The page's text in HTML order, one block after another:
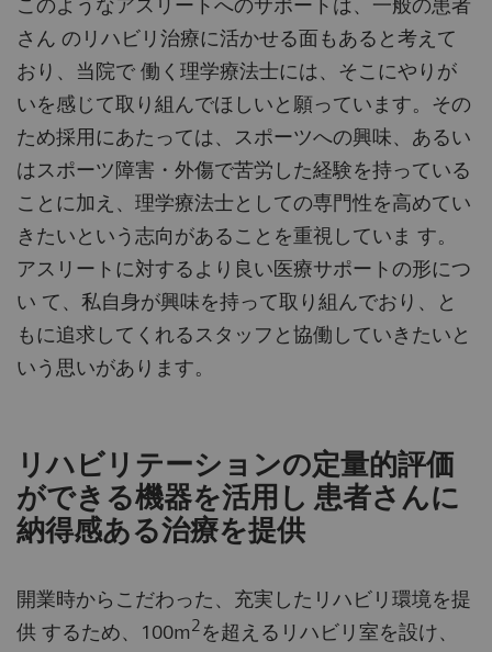
このようなアスリートへのサポートは、一般の患者
さん のリハビリ治療に活かせる面もあると考えて
おり、当院で 働く理学療法士には、そこにやりが
いを感じて取り組んでほしいと願っています。その
ため採用にあたっては、スポーツへの興味、あるい
はスポーツ障害・外傷で苦労した経験を持っている
ことに加え、理学療法士としての専門性を高めてい
きたいという志向があることを重視していま す。
アスリートに対するより良い医療サポートの形につ
い て、私自身が興味を持って取り組んでおり、と
もに追求してくれるスタッフと協働していきたいと
いう思いがあります。
リハビリテーションの定量的評価
ができる機器を活用し 患者さんに
納得感ある治療を提供
開業時からこだわった、充実したリハビリ環境を提
供 するため、100m2を超えるリハビリ室を設け、